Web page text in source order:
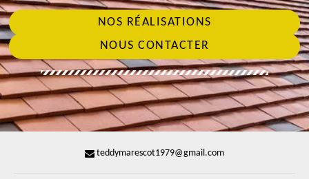
NOS RÉALISATIONS
NOUS CONTACTER
teddymarescot1979@gmail.com